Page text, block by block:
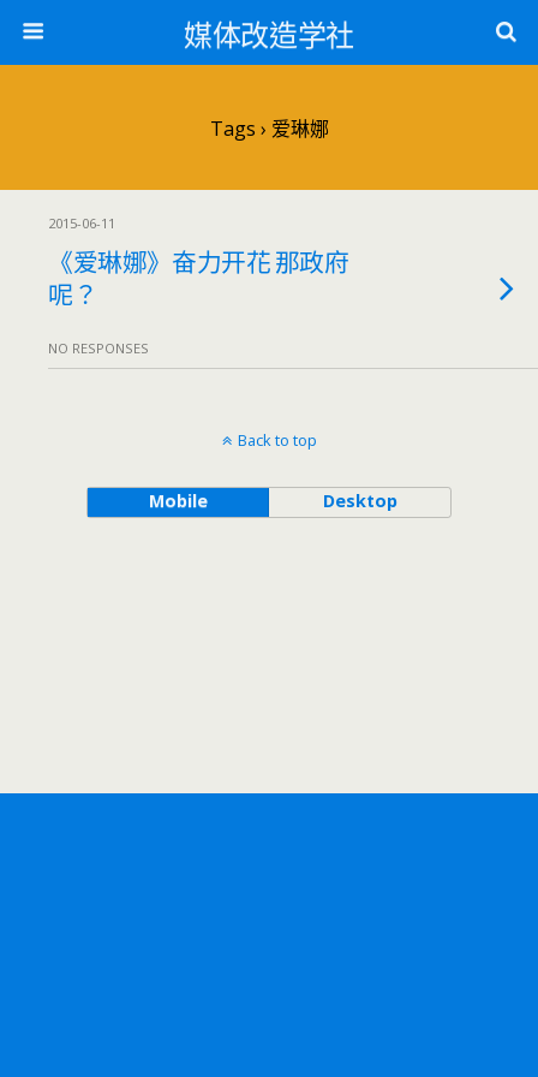
媒体改造学社
Tags › 爱琳娜
2015-06-11
《爱琳娜》奋力开花 那政府
呢？
NO RESPONSES
Back to top
Mobile Desktop